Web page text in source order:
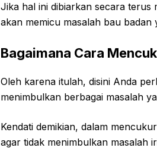
Jika hal ini dibiarkan secara terus
akan memicu masalah bau
Bagaimana Cara
Oleh karena itulah, disini Anda
menimbulkan berbagai masalah
Kendati demikian, dalam
agar tidak menimbulkan masalah